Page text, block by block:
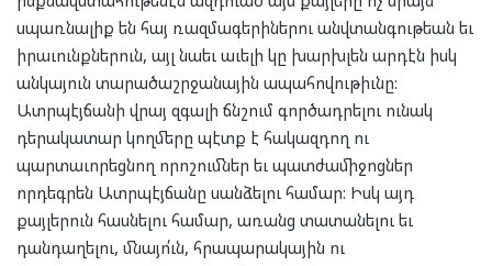
սպառնալիք են հայ ռազմագերիներու անվտանգութեան եւ
իրաւունքներուն, այլ նաեւ աւելի կը խարխլեն արդէն իսկ
անկայուն տարածաշրջանային ապահովութիւնը:
Ատրպէյճանի վրայ զգալի ճնշում գործադրելու ունակ
դերակատար կողմերը պէտք է հակազդող ու
պարտաւորեցնող որոշումներ եւ պատժամիջոցներ
որդեգրեն Ատրպէյճանը սանձելու համար: Իսկ այդ
քայլերուն հասնելու համար, առանց տատանելու եւ
դանդաղելու, մնայո՛ւն, հրապարակային ու